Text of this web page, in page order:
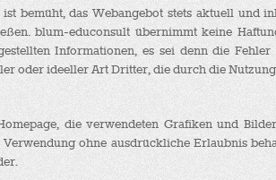
bemüht, das Webangebot stets aktuell und
blum-educonsult übernimmt keine
Informationen, es sei denn die
oder ideeller Art Dritter, die durch die
die verwendeten Grafiken und
Verwendung ohne ausdrückliche Erlaubnis